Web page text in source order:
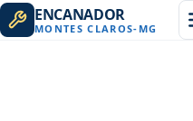
ENCANADOR
MONTES CLAROS- MG